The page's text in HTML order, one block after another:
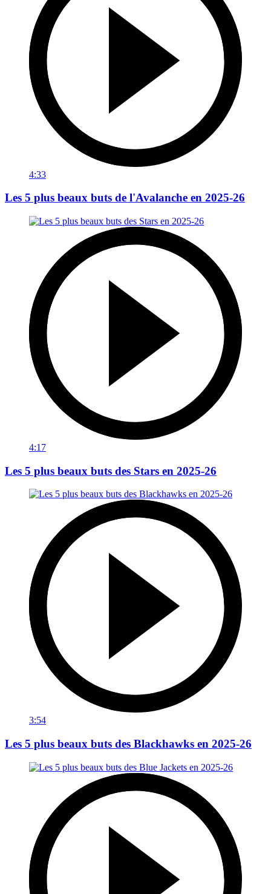
4:33
Les 5 plus beaux buts de l'Avalanche en 2025-26
4:17
Les 5 plus beaux buts des Stars en 2025-26
3:54
Les 5 plus beaux buts des Blackhawks en 2025-26